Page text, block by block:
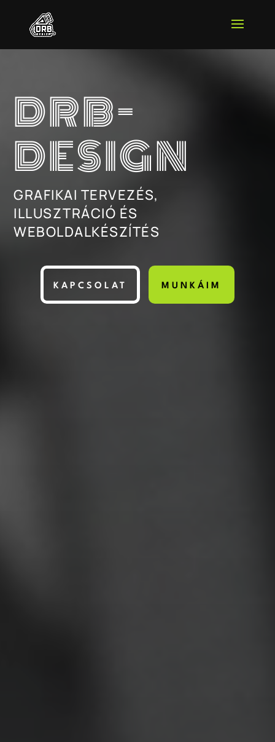
DRB-
DESIGN
GRAFIKAI TERVEZÉS,
ILLUSZTRÁCIÓ ÉS
WEBOLDALKÉSZÍTÉS
KAPCSOLAT MUNKÁIM